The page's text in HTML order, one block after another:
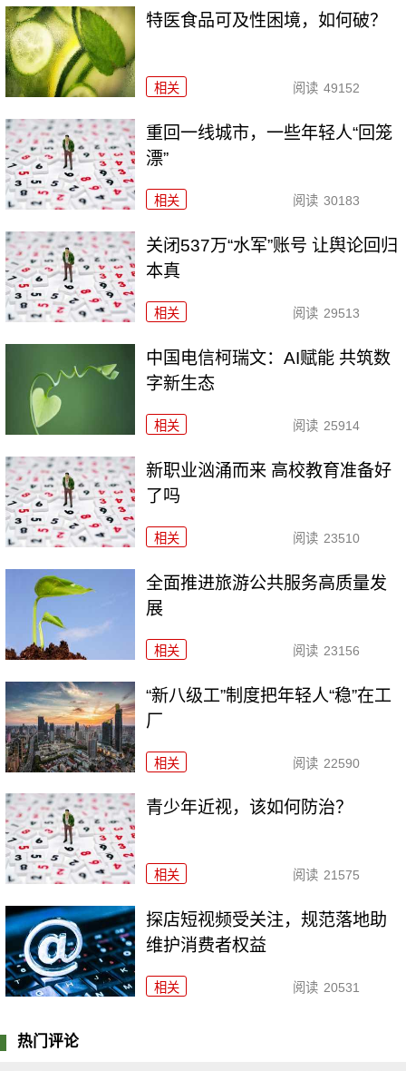
特医食品可及性困境，如何破？
相关 阅读 49152
重回一线城市，一些年轻人“回笼
漂”
相关 阅读 30183
关闭537万“水军”账号 让舆论回归
本真
相关 阅读 29513
中国电信柯瑞文：AI赋能 共筑数
字新生态
相关 阅读 25914
新职业汹涌而来 高校教育准备好
了吗
相关 阅读 23510
全面推进旅游公共服务高质量发
展
相关 阅读 23156
“新八级工”制度把年轻人“稳”在工
厂
相关 阅读 22590
青少年近视，该如何防治？
相关 阅读 21575
探店短视频受关注，规范落地助
维护消费者权益
相关 阅读 20531
热门评论